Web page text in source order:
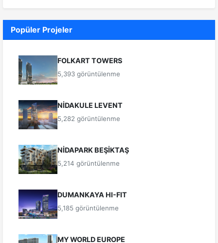
Popüler Projeler
FOLKART TOWERS
5,393 görüntülenme
NİDAKULE LEVENT
5,282 görüntülenme
NİDAPARK BEŞİKTAŞ
5,214 görüntülenme
DUMANKAYA HI-FIT
5,185 görüntülenme
MY WORLD EUROPE